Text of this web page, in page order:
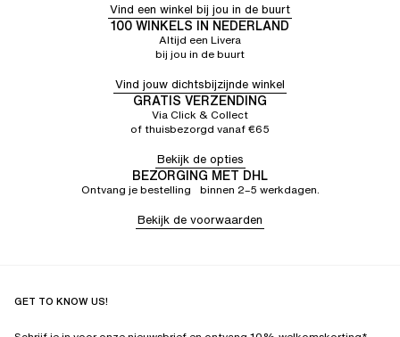
Vind een winkel bij jou in de buurt
100 WINKELS IN NEDERLAND
Altijd een Livera
bij jou in de buurt
Vind jouw dichtsbijzijnde winkel
GRATIS VERZENDING
Via Click & Collect
of thuisbezorgd vanaf €65
Bekijk de opties
BEZORGING MET DHL
Ontvang je bestelling binnen 2–5 werkdagen.
Bekijk de voorwaarden
GET TO KNOW US!